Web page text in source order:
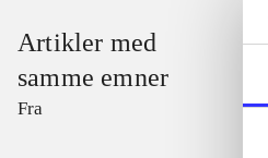
Artikler med
samme emner
Fra